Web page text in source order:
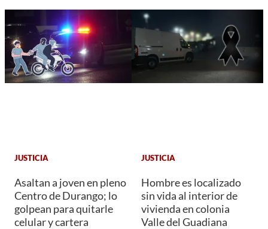
JUSTICIA
Asaltan a joven en pleno
Centro de Durango; lo
golpean para quitarle
celular y cartera
JUSTICIA
Hombre es localizado
sin vida al interior de
vivienda en colonia
Valle del Guadiana